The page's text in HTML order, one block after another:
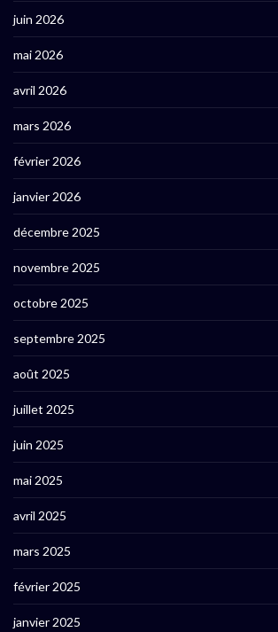
juin 2026
mai 2026
avril 2026
mars 2026
février 2026
janvier 2026
décembre 2025
novembre 2025
octobre 2025
septembre 2025
août 2025
juillet 2025
juin 2025
mai 2025
avril 2025
mars 2025
février 2025
janvier 2025